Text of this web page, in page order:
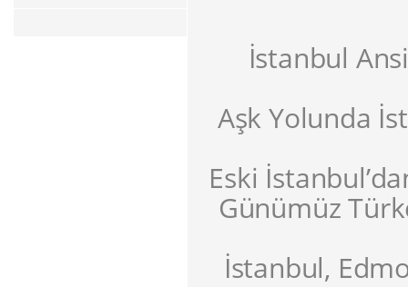
İstanbul
Aşk Yolunda
Eski
Günümüz
İstanbul,